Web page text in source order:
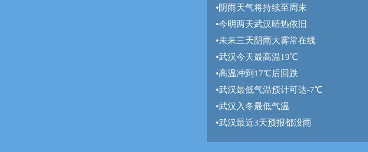
•阴雨天气将持续至周末
•今明两天武汉晴热依旧
•未来三天阴雨大雾常在线
•武汉今天最高温19℃
•高温冲到17℃后回跌
•武汉最低气温预计可达-7℃
•武汉入冬最低气温
•武汉最近3天预报都没雨